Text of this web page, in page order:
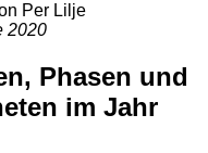
Per Lilje
2020
Phasen und
im Jahr